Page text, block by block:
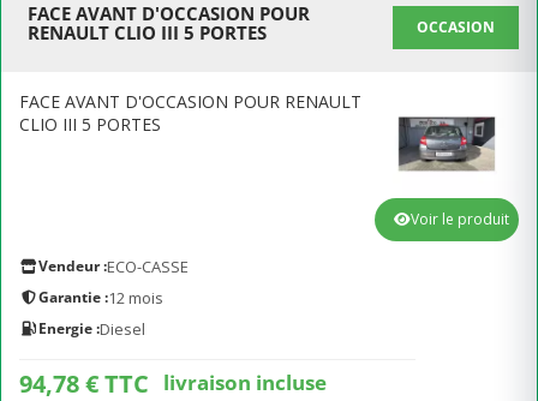
FACE AVANT D'OCCASION POUR
RENAULT CLIO III 5 PORTES
OCCASION
FACE AVANT D'OCCASION POUR RENAULT
CLIO III 5 PORTES
Vendeur :ECO-CASSE
Garantie :12 mois
Energie :Diesel
94,78 € TTC livraison incluse
Voir le produit